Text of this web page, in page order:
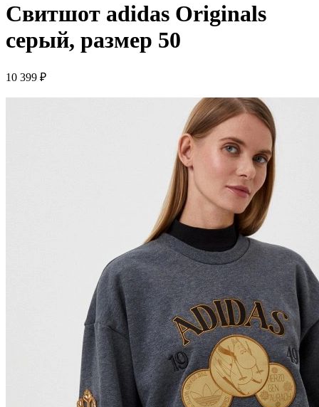
Свитшот adidas Originals
серый, размер 50
10 399 ₽